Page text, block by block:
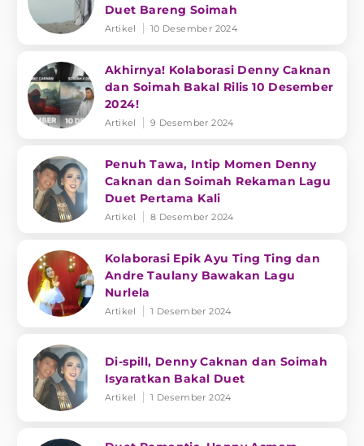
Duet Bareng Soimah
Artikel 10 Desember 2024
Akhirnya! Kolaborasi Denny Caknan
dan Soimah Bakal Rilis 10 Desember
2024!
Artikel 9 Desember 2024
Penuh Tawa, Intip Momen Denny
Caknan dan Soimah Rekaman Lagu
Duet Pertama Kali
Artikel 8 Desember 2024
Kolaborasi Epik Ayu Ting Ting dan
Andre Taulany Bawakan Lagu
Nurlela
Artikel 1 Desember 2024
Di-spill, Denny Caknan dan Soimah
Isyaratkan Bakal Duet
Artikel 1 Desember 2024